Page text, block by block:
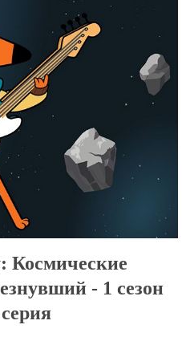
Космические
- 1 сезон